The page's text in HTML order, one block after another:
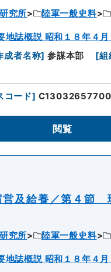
究所 陸軍一般史料
地誌概説 昭和１８年４月
成者名称] 参謀本部 [組
コード] C13032657700
閲覧
及給養／第４節
究所 陸軍一般史料
地誌概説 昭和１８年４月